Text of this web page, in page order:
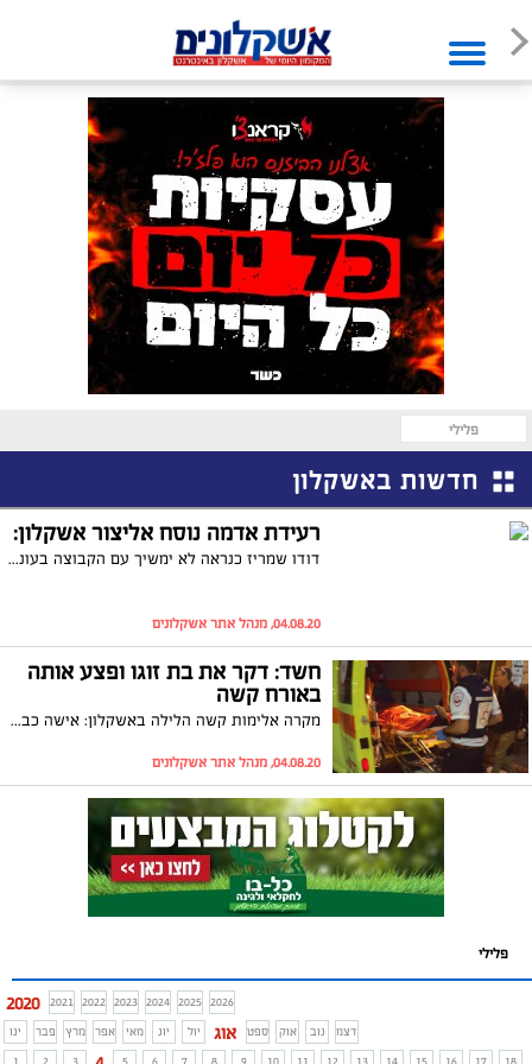
פלילי
חדשות באשקלון
רעידת אדמה נוסח אליצור אשקלון:
דודו שמריז כנראה לא ימשיך עם הקבוצה בעונה הבאה
04.08.20, מנהל אתר אשקלונים
חשד: דקר את בת זוגו ופצע אותה
באורח קשה
מקרה אלימות קשה הלילה באשקלון: אישה כבת 45 נדקרה בכל חלקי גופה ופונתה לביה"ח. בן זוגה וחברו חשודים כי היו בגילופין ובשלהי ויכוח עמה דקרו אותה. חקירת המקרה נמשכת
04.08.20, מנהל אתר אשקלונים
פלילי
2020 2021 2022 2023 2024 2025 2026
ינו
פבר מרץ אפר מאי יונ יול אוג ספט אוק נוב
דצמ